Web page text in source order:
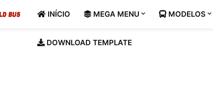
INÍCIO MEGA MENU MODELOS
DOWNLOAD TEMPLATE